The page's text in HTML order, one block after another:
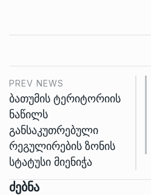
PREV NEWS
ბათუმის ტერიტორიის
ნაწილს
განსაკუთრებული
რეგულირების ზონის
სტატუსი მიენიჭა
Ძებნა